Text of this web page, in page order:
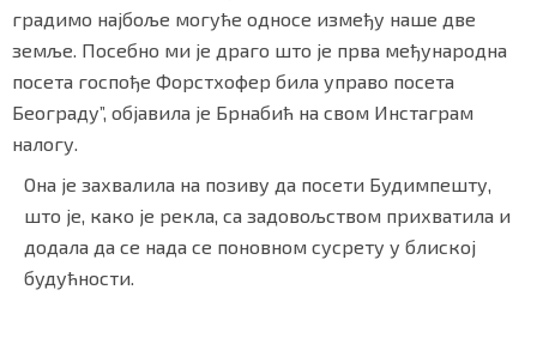
градимо најбоље могуће односе између наше две
земље. Посебно ми је драго што је прва међународна
посета госпође Форстхофер била управо посета
Београду”, објавила је Брнабић на свом Инстаграм
налогу.
Она је захвалила на позиву да посети Будимпешту,
што је, како је рекла, са задовољством прихватила и
додала да се нада се поновном сусрету у блиској
будућности.
ЖИВОТ И СТИЛ
БИЗНИС
redakcija@gradskeinfo.rs